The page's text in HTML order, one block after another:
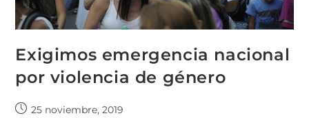
Exigimos emergencia nacional
por violencia de género
25 noviembre, 2019